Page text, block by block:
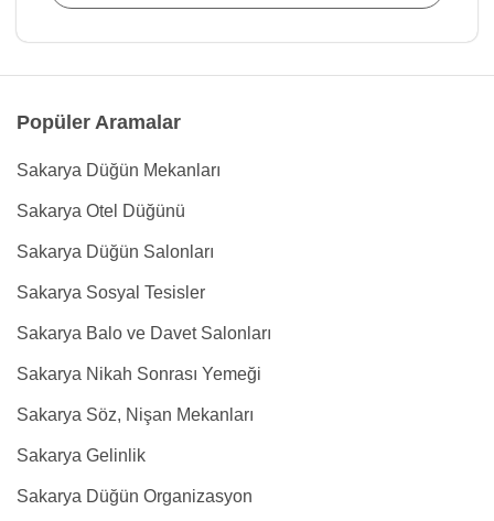
Popüler Aramalar
Sakarya Düğün Mekanları
Sakarya Otel Düğünü
Sakarya Düğün Salonları
Sakarya Sosyal Tesisler
Sakarya Balo ve Davet Salonları
Sakarya Nikah Sonrası Yemeği
Sakarya Söz, Nişan Mekanları
Sakarya Gelinlik
Sakarya Düğün Organizasyon